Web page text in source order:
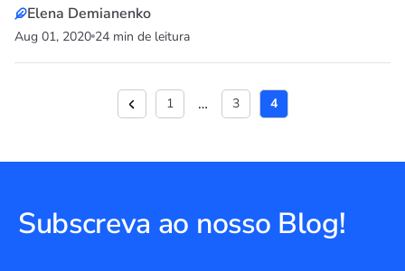
Elena Demianenko
Aug 01, 2020 24 min de leitura
1 … 3 4
Subscreva ao nosso Blog!